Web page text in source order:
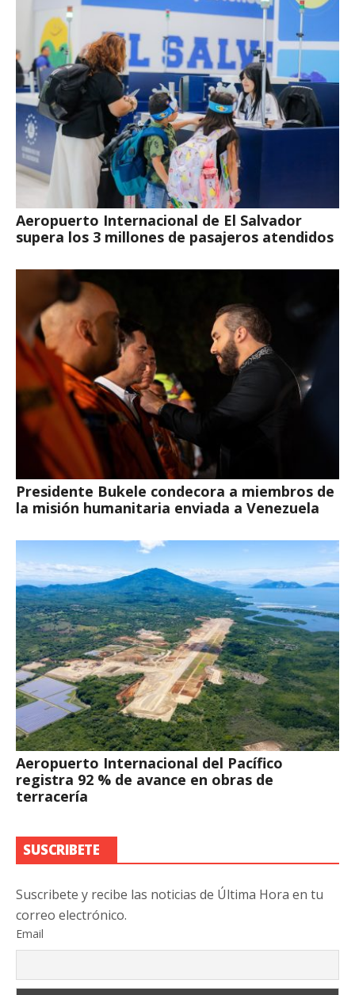
Aeropuerto Internacional de El Salvador
supera los 3 millones de pasajeros atendidos
Presidente Bukele condecora a miembros de
la misión humanitaria enviada a Venezuela
Aeropuerto Internacional del Pacífico
registra 92 % de avance en obras de
terracería
SUSCRIBETE
Suscribete y recibe las noticias de Última Hora en tu
correo electrónico.
Email